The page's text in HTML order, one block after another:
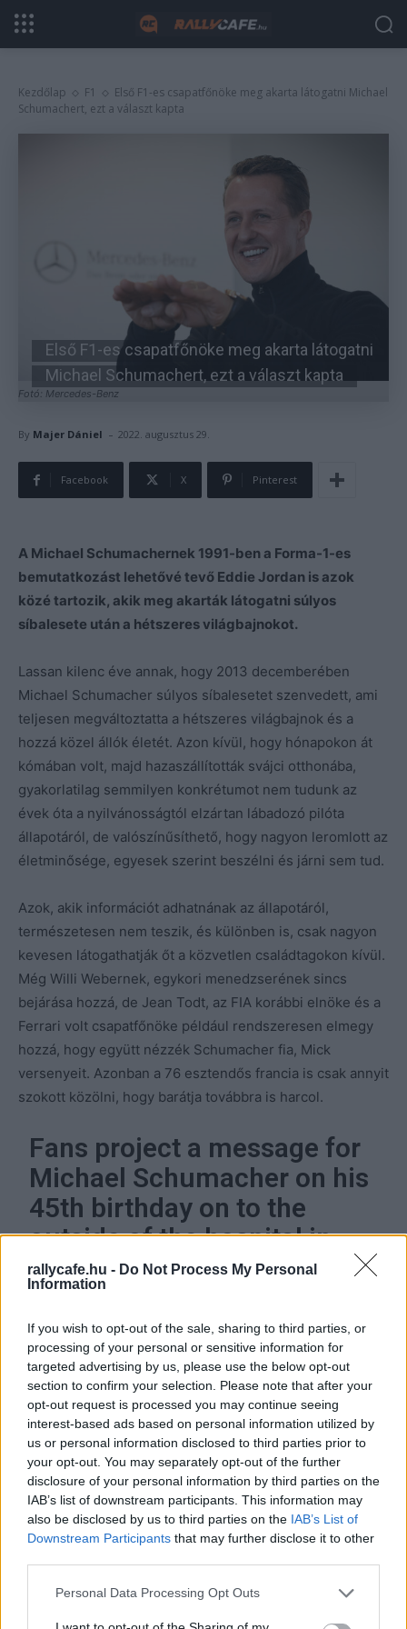
rallycafe.hu - Do Not Process My Personal
Information
If you wish to opt-out of the sale, sharing to third parties, or
processing of your personal or sensitive information for
targeted advertising by us, please use the below opt-out
section to confirm your selection. Please note that after your
opt-out request is processed you may continue seeing
interest-based ads based on personal information utilized by
us or personal information disclosed to third parties prior to
your opt-out. You may separately opt-out of the further
disclosure of your personal information by third parties on the
IAB’s list of downstream participants. This information may
also be disclosed by us to third parties on the IAB’s List of
Downstream Participants that may further disclose it to other
Please note that this website/app uses one or more Google
Personal Data Processing Opt Outs
Kezdőlap F1
Első F1-es csapatfőnöke meg akarta látogatni Michael
Schumachert, ezt a választ kapta
Fotó: Mercedes-Benz
Első F1-es csapatfőnöke meg akarta látogatni
Michael Schumachert, ezt a választ kapta
By Majer Dániel - 2022. augusztus 29.
Facebook X Pinterest
A Michael Schumachernek 1991-ben a Forma-1-es
bemutatkozást lehetővé tevő Eddie Jordan is azok
közé tartozik, akik meg akarták látogatni súlyos
síbalesete után a hétszeres világbajnokot.
Lassan kilenc éve annak, hogy 2013 decemberében
Michael Schumacher súlyos síbalesetet szenvedett, ami
teljesen megváltoztatta a hétszeres világbajnok és a
hozzá közel állók életét. Azon kívül, hogy hónapokon át
kómában volt, majd hazaszállították svájci otthonába,
gyakorlatilag semmilyen konkrétumot nem tudunk az
évek óta a nyilvánosságtól elzártan lábadozó pilóta
állapotáról, de valószínűsíthető, hogy nagyon leromlott az
életminősége, egyesek szerint beszélni és járni sem tud.
Azok, akik információt adhatnának az állapotáról,
természetesen nem teszik, és különben is, csak nagyon
kevesen látogathatják őt a közvetlen családtagokon kívül.
Még Willi Webernek, egykori menedzserének sincs
bejárása hozzá, de Jean Todt, az FIA korábbi elnöke és a
Ferrari volt csapatfőnöke például rendszeresen elmegy
hozzá, hogy együtt nézzék Schumacher fia, Mick
versenyeit. Azonban a 76 esztendős francia is csak annyit
szokott közölni, hogy barátja továbbra is harcol.
Fans project a message for
Michael Schumacher on his
45th birthday on to the
outside of the hospital in
Grenoble#F1
pic.twitter.com/GaDjovme3
8
— ESPN F1 (@ESPNF1)
January 3, 2014
A grenoble-i kórház, amelyben 2014. január 3-án
Schumacher a 45. születésnapját töltötte, és amelyre
rajongók hatalmas üzenetet vetítettek az életéért küzdő
hétszeres világbajnoknak
meglátogatnák Schumachert, ha a család engedné. A már